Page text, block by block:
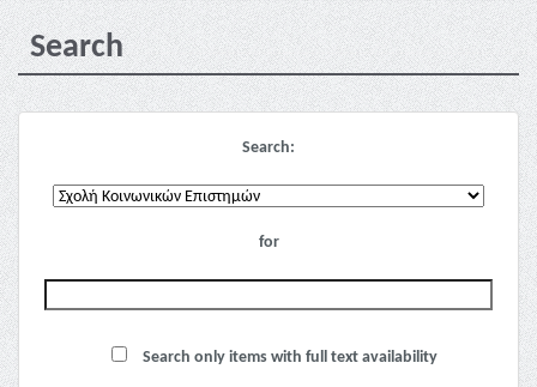
Search
Search:
for
Search only items with full text availability